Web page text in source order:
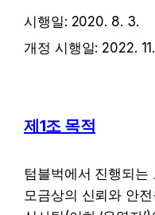
시행일: 2020. 8. 3.
개정 시행일: 2022.
제1조 목적
텀블벅에서 진행되는
모금상의 신뢰와 안